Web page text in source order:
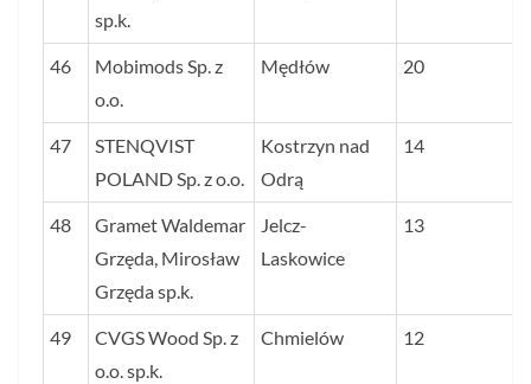
sp.k.
46
Mobimods Sp. z
o.o.
Mędłów 20
47
STENQVIST
POLAND Sp. z o.o.
Kostrzyn nad
Odrą
14
48
Gramet Waldemar
Grzęda, Mirosław
Grzęda sp.k.
Jelcz-
Laskowice
13
49
CVGS Wood Sp. z
o.o. sp.k.
Chmielów 12